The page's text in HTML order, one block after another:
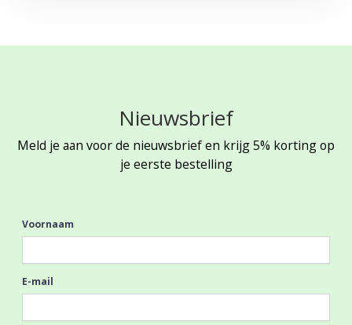
Nieuwsbrief
Meld je aan voor de nieuwsbrief en krijg 5% korting op
je eerste bestelling
Voornaam
E-mail